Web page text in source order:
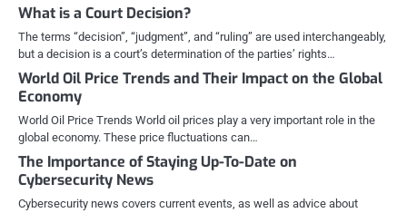
What is a Court Decision?
The terms “decision”, “judgment”, and “ruling” are used interchangeably,
but a decision is a court’s determination of the parties’ rights…
World Oil Price Trends and Their Impact on the Global
Economy
World Oil Price Trends World oil prices play a very important role in the
global economy. These price fluctuations can…
The Importance of Staying Up-To-Date on
Cybersecurity News
Cybersecurity news covers current events, as well as advice about